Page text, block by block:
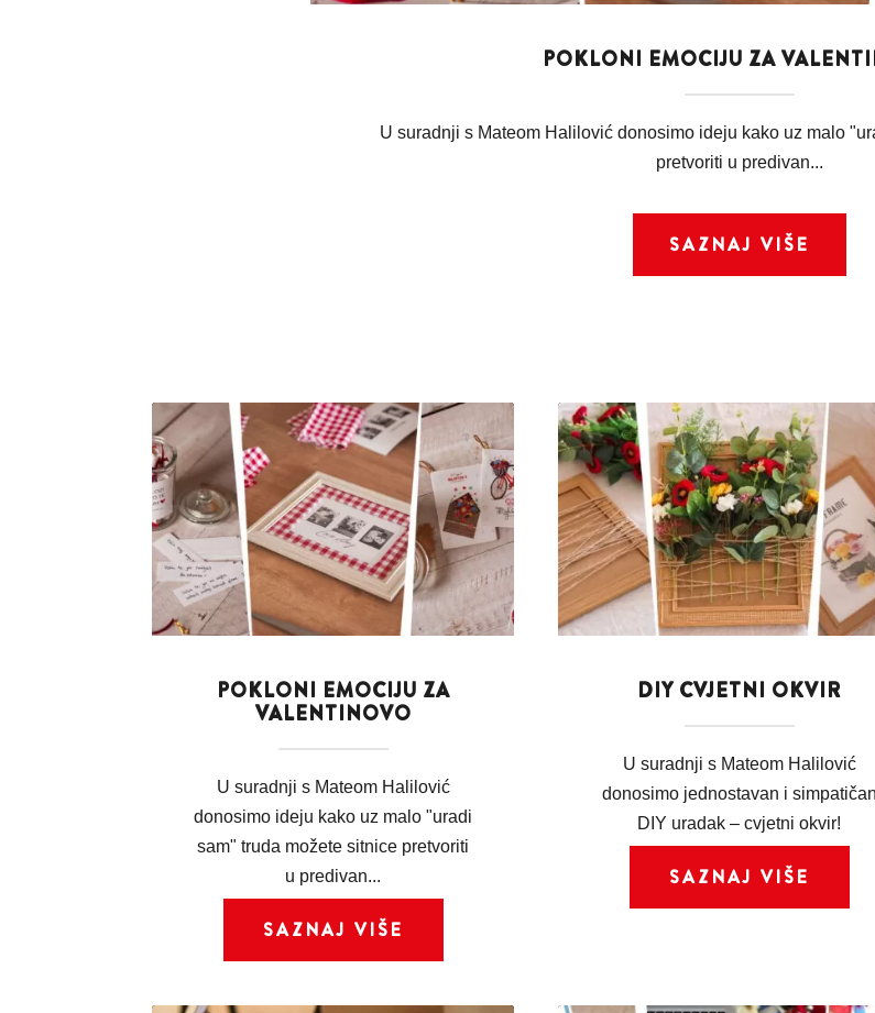
POKLONI EMOCIJU ZA
U suradnji s Mateom Halilović donosimo ideju kako uz malo
pretvoriti u predivan...
SAZNAJ VIŠE
POKLONI EMOCIJU ZA
VALENTINOVO
U suradnji s Mateom Halilović
donosimo ideju kako uz malo "uradi
sam" truda možete sitnice pretvoriti
u predivan...
SAZNAJ VIŠE
DIY CVJETNI OKVIR
U suradnji s Mateom Halilović
donosimo jednostavan i simpatičan
DIY uradak – cvjetni okvir!
SAZNAJ VIŠE